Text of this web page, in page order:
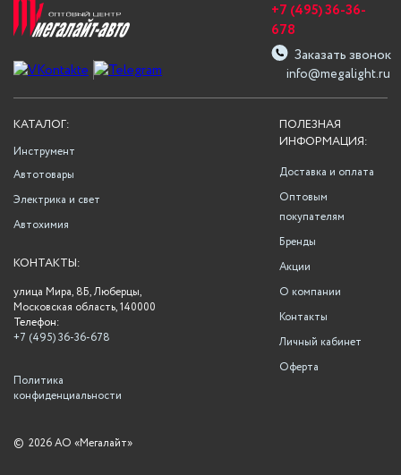
info@megalight.ru
+7 (495) 36-36-
678
Заказать звонок
ПОЛЕЗНАЯ
ИНФОРМАЦИЯ:
Доставка и оплата
Оптовым
покупателям
Бренды
Акции
О компании
Контакты
Личный кабинет
Оферта
КАТАЛОГ:
Инструмент
Автотовары
Электрика и свет
Автохимия
КОНТАКТЫ:
улица Мира, 8Б, Люберцы,
Московская область, 140000
Телефон:
+7 (495) 36-36-678
Политика
конфиденциальности
© 2026 АО «Мегалайт»